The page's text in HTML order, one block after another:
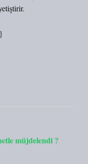
müjdelendi ?